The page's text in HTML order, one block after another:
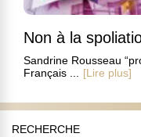
Non à la
Sandrine Rousseau
Français ...
[Lire plus]
RECHERCHE